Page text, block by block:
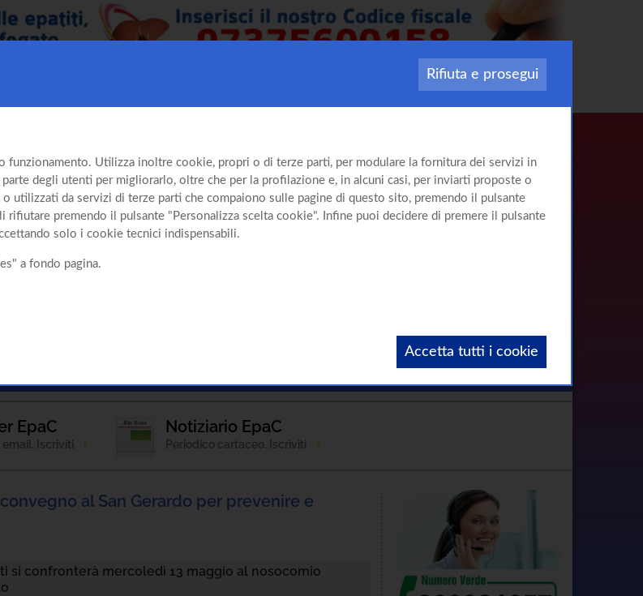
EpaC
Iscriviti
Notiziario EpaC
Periodico cartaceo. Iscriviti
al San Gerardo per prevenire e
si confronterà mercoledì 13 maggio al nosocomio
Rifiuta e prosegui
Utilizza inoltre cookie, propri o di terze parti, per modulare la fornitura dei servizi in
degli utenti per migliorarlo, oltre che per la profilazione e, in alcuni casi, per inviarti proposte o
utilizzati da servizi di terze parti che compaiono sulle pagine di questo sito, premendo il pulsante
premendo il pulsante "Personalizza scelta cookie". Infine puoi decidere di premere il pulsante
solo i cookie tecnici indispensabili.
a fondo pagina.
Accetta tutti i cookie